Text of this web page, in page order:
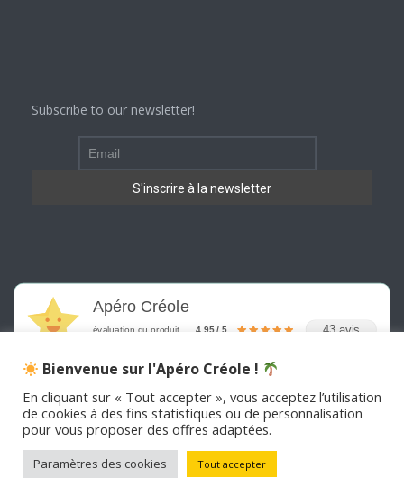
Subscribe to our newsletter!
Apéro Créole
évaluation du produit 4.95 / 5 43 avis
©2026 APERO CREOLE . Tous les droits sont réservés
Bienvenue sur l'Apéro Créole !
En cliquant sur « Tout accepter », vous acceptez l’utilisation
de cookies à des fins statistiques ou de personnalisation
pour vous proposer des offres adaptées.
Paramètres des cookies Tout accepter